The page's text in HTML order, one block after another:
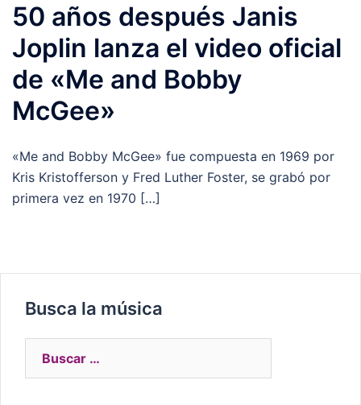
50 años después Janis
Joplin lanza el video oficial
de «Me and Bobby
McGee»
«Me and Bobby McGee» fue compuesta en 1969 por
Kris Kristofferson y Fred Luther Foster, se grabó por
primera vez en 1970 […]
Busca la música